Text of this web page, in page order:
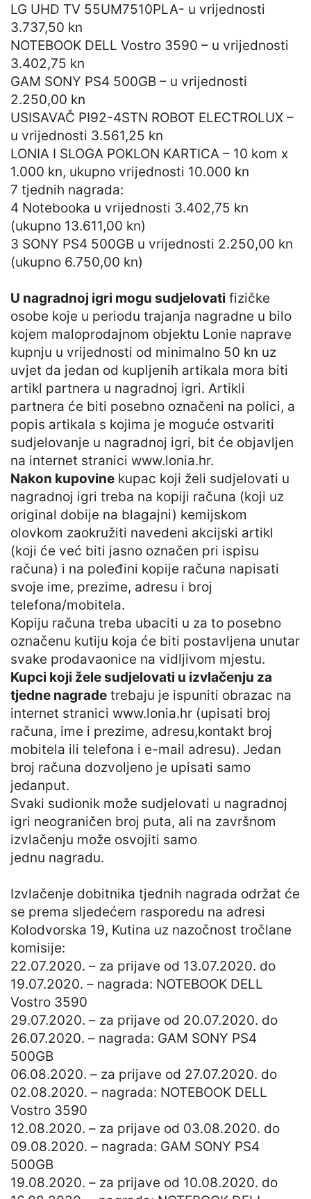
LG UHD TV 55UM7510PLA- u vrijednosti
3.737,50 kn
NOTEBOOK DELL Vostro 3590 – u vrijednosti
3.402,75 kn
GAM SONY PS4 500GB – u vrijednosti
2.250,00 kn
USISAVAČ PI92-4STN ROBOT ELECTROLUX –
u vrijednosti 3.561,25 kn
LONIA I SLOGA POKLON KARTICA – 10 kom x
1.000 kn, ukupno vrijednosti 10.000 kn
7 tjednih nagrada:
4 Notebooka u vrijednosti 3.402,75 kn
(ukupno 13.611,00 kn)
3 SONY PS4 500GB u vrijednosti 2.250,00 kn
(ukupno 6.750,00 kn)
U nagradnoj igri mogu sudjelovati fizičke
osobe koje u periodu trajanja nagradne u bilo
kojem maloprodajnom objektu Lonie naprave
kupnju u vrijednosti od minimalno 50 kn uz
uvjet da jedan od kupljenih artikala mora biti
artikl partnera u nagradnoj igri. Artikli
partnera će biti posebno označeni na polici, a
popis artikala s kojima je moguće ostvariti
sudjelovanje u nagradnoj igri, bit će objavljen
na internet stranici www.lonia.hr.
Nakon kupovine kupac koji želi sudjelovati u
nagradnoj igri treba na kopiji računa (koji uz
original dobije na blagajni) kemijskom
olovkom zaokružiti navedeni akcijski artikl
(koji će već biti jasno označen pri ispisu
računa) i na poleđini kopije računa napisati
svoje ime, prezime, adresu i broj
telefona/mobitela.
Kopiju računa treba ubaciti u za to posebno
označenu kutiju koja će biti postavljena unutar
svake prodavaonice na vidljivom mjestu.
Kupci koji žele sudjelovati u izvlačenju za
tjedne nagrade trebaju je ispuniti obrazac na
internet stranici www.lonia.hr (upisati broj
računa, ime i prezime, adresu,kontakt broj
mobitela ili telefona i e-mail adresu). Jedan
broj računa dozvoljeno je upisati samo
jedanput.
Svaki sudionik može sudjelovati u nagradnoj
igri neograničen broj puta, ali na završnom
izvlačenju može osvojiti samo
jednu nagradu.
Izvlačenje dobitnika tjednih nagrada održat će
se prema sljedećem rasporedu na adresi
Kolodvorska 19, Kutina uz nazočnost tročlane
komisije:
22.07.2020. – za prijave od 13.07.2020. do
19.07.2020. – nagrada: NOTEBOOK DELL
Vostro 3590
29.07.2020. – za prijave od 20.07.2020. do
26.07.2020. – nagrada: GAM SONY PS4
500GB
06.08.2020. – za prijave od 27.07.2020. do
02.08.2020. – nagrada: NOTEBOOK DELL
Vostro 3590
12.08.2020. – za prijave od 03.08.2020. do
09.08.2020. – nagrada: GAM SONY PS4
500GB
19.08.2020. – za prijave od 10.08.2020. do